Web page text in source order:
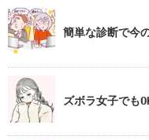
簡単な診断で今
ズボラ女子でも